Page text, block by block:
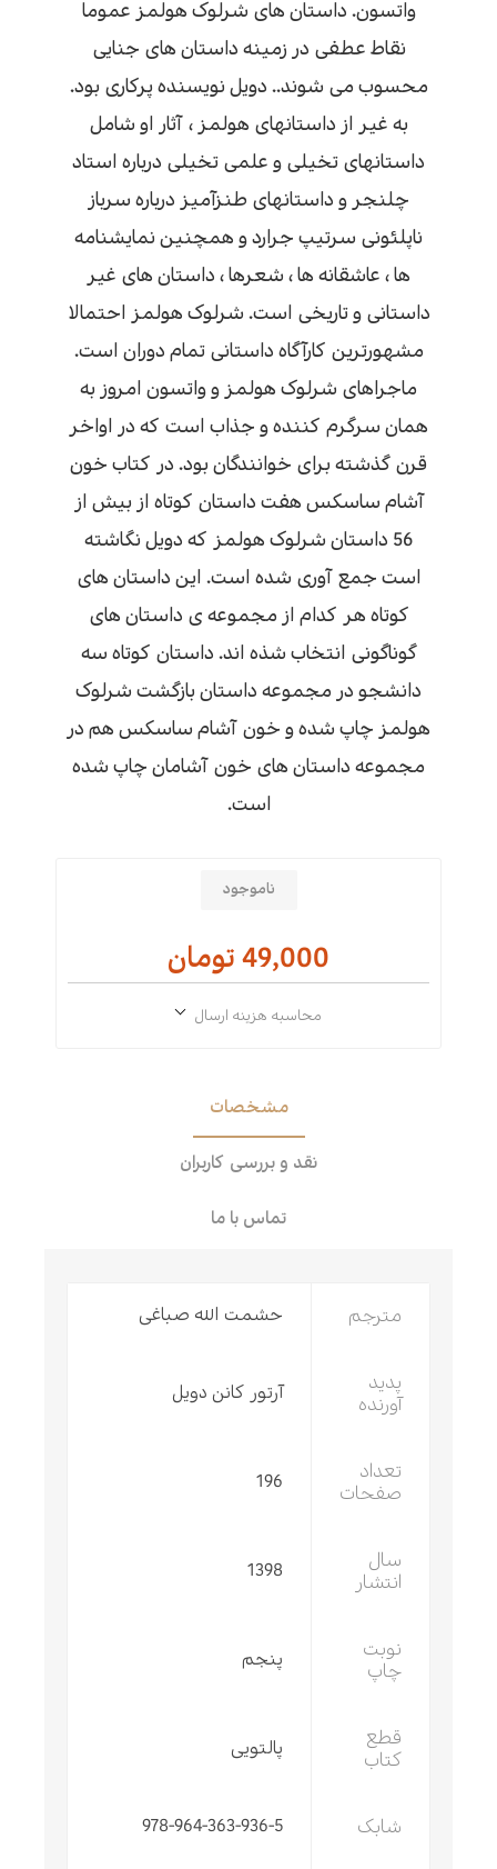
واتسون. داستان های شرلوک هولمز عموما
نقاط عطفی در زمینه داستان های جنایی
محسوب می شوند.. دویل نویسنده پرکاری بود.
به غیر از داستانهای هولمز ، آثار او شامل
داستانهای تخیلی و علمی تخیلی درباره استاد
چلنجر و داستانهای طنزآمیز درباره سرباز
ناپلئونی سرتیپ جرارد و همچنین نمایشنامه
ها ، عاشقانه ها ، شعرها ، داستان های غیر
داستانی و تاریخی است. شرلوک هولمز احتمالا
مشهورترین کارآگاه داستانی تمام دوران است.
ماجراهای شرلوک هولمز و واتسون امروز به
همان سرگرم کننده و جذاب است که در اواخر
قرن گذشته برای خوانندگان بود. در کتاب خون
آشام ساسکس هفت داستان کوتاه از بیش از
56 داستان شرلوک هولمز که دویل نگاشته
است جمع آوری شده است. این داستان های
کوتاه هر کدام از مجموعه ی داستان های
گوناگونی انتخاب شذه اند. داستان کوتاه سه
دانشجو در مجموعه داستان بازگشت شرلوک
هولمز چاپ شده و خون آشام ساسکس هم در
مجموعه داستان های خون آشامان چاپ شده
است.
ناموجود
49,000 تومان
محاسبه هزینه ارسال
مشخصات
نقد و بررسی کاربران
تماس با ما
مترجم حشمت الله صباغی
پدید
آورنده
آرتور کانن دویل
تعداد
صفحات
196
سال
انتشار
1398
نوبت
چاپ
پنجم
قطع
کتاب
پالتویی
شابک 978-964-363-936-5